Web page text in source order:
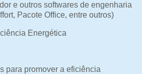
e outros softwares de engenharia
Pacote Office, entre outros)
Energética
para promover a eficiência